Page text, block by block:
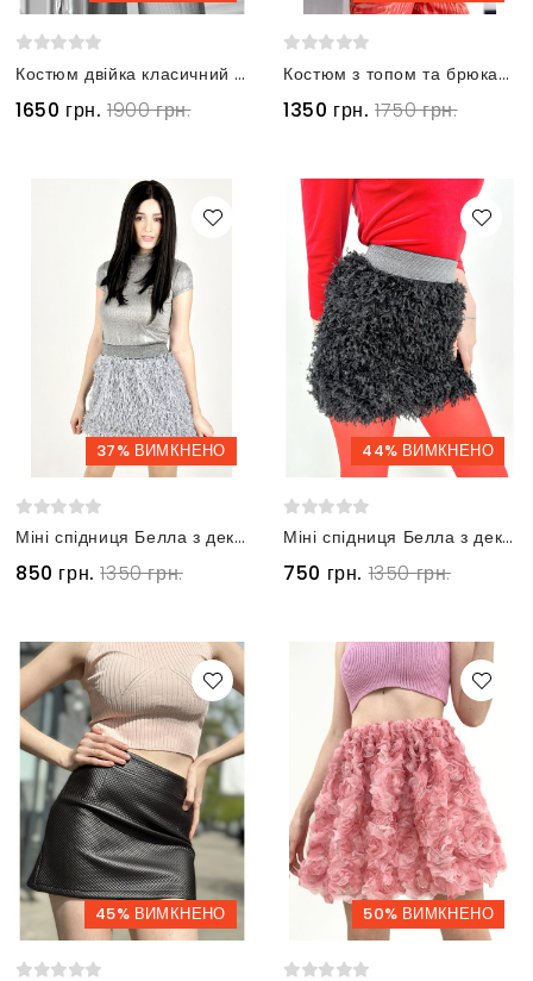
Костюм двійка класичний в смужку жилет та брюки палаццо сірий
1650 грн. 1900 грн.
Костюм з топом та брюками теракотовий
1350 грн. 1750 грн.
37% ВИМКНЕНО
Міні спідниця Белла з декоративного пірʼя блакитна з поясом на резинці
850 грн. 1350 грн.
44% ВИМКНЕНО
Міні спідниця Белла з декоративного пірʼя чорна з срібним поясом на резинці
750 грн. 1350 грн.
45% ВИМКНЕНО 50% ВИМКНЕНО